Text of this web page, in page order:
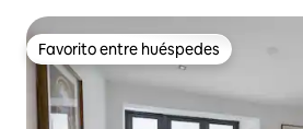
Favorito entre huéspedes
Favorito entre huéspedes